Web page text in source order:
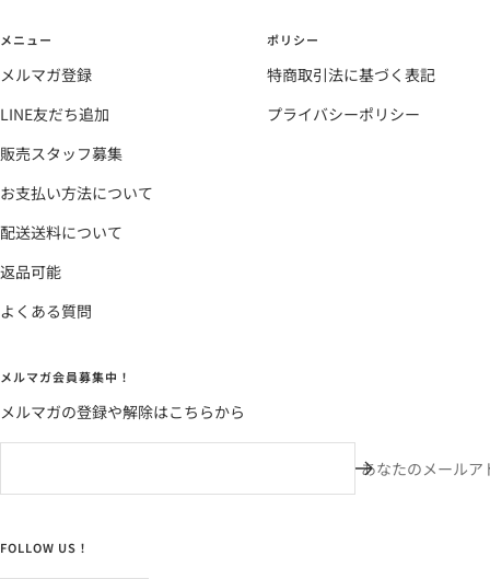
メニュー
メルマガ登録
LINE友だち追加
販売スタッフ募集
お支払い方法について
配送送料について
返品可能
よくある質問
ポリシー
特商取引法に基づく表記
プライバシーポリシー
メルマガ会員募集中！
メルマガの登録や解除はこちらから
あなたのメールア
FOLLOW US！